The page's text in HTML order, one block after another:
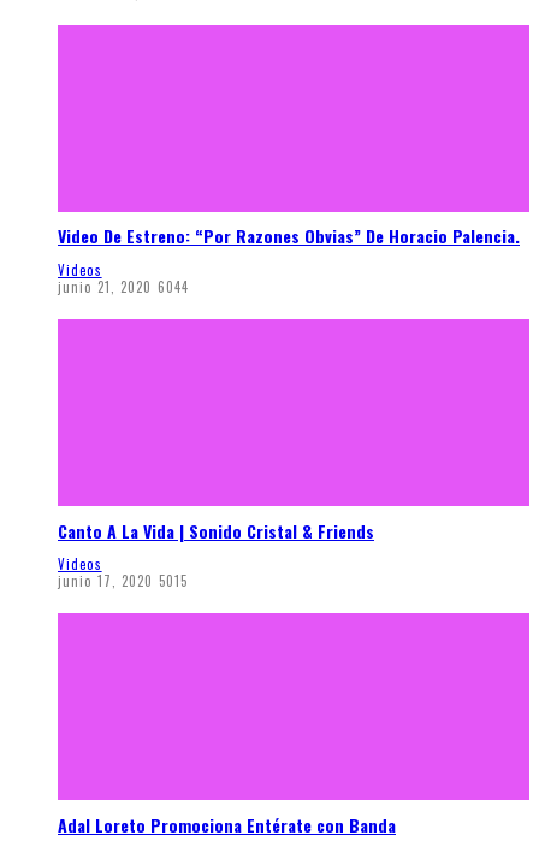
Video De Estreno: “Por Razones Obvias” De Horacio Palencia.
Videos
junio 21, 2020 6044
Canto A La Vida | Sonido Cristal & Friends
Videos
junio 17, 2020 5015
Adal Loreto Promociona Entérate con Banda